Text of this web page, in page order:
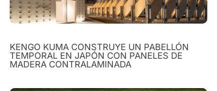
KENGO KUMA CONSTRUYE UN PABELLÓN
TEMPORAL EN JAPÓN CON PANELES DE
MADERA CONTRALAMINADA